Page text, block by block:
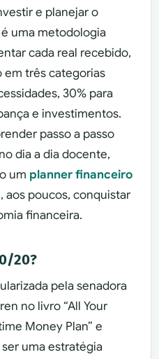
e planejar o
uma metodologia
cada real recebido,
três categorias
30% para
e investimentos.
passo a passo
dia a dia docente,
um planner financeiro
aos poucos, conquistar
financeira.
20?
pela senadora
no livro “All Your
Money Plan” e
uma estratégia